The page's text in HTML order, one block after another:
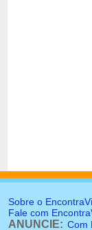
Sobre o
Fale com
ANUNCIE: Com